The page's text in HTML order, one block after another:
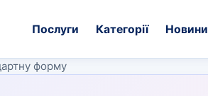
Послуги Категорії Новини
форму